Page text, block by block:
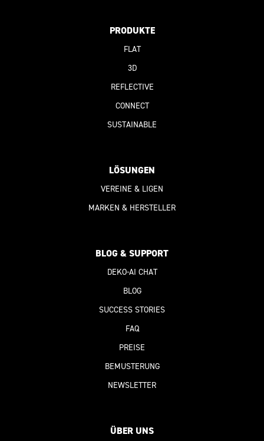
PRODUKTE
FLAT
3D
REFLECTIVE
CONNECT
SUSTAINABLE
LÖSUNGEN
VEREINE & LIGEN
MARKEN & HERSTELLER
BLOG & SUPPORT
DEKO-AI CHAT
BLOG
SUCCESS STORIES
FAQ
PREISE
BEMUSTERUNG
NEWSLETTER
ÜBER UNS